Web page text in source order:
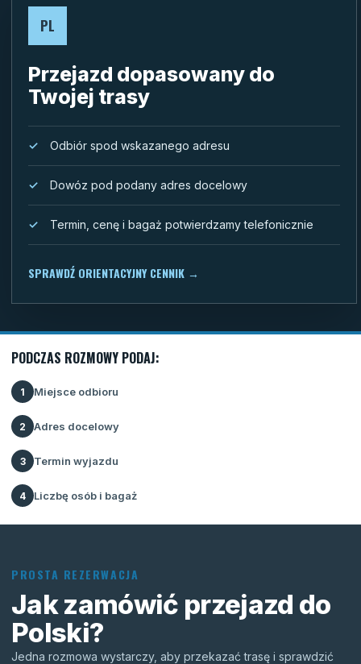
PL
Przejazd dopasowany do
Twojej trasy
Odbiór spod wskazanego adresu
Dowóz pod podany adres docelowy
Termin, cenę i bagaż potwierdzamy telefonicznie
SPRAWDŹ ORIENTACYJNY CENNIK →
PODCZAS ROZMOWY PODAJ:
1 Miejsce odbioru
2 Adres docelowy
3 Termin wyjazdu
4 Liczbę osób i bagaż
PROSTA REZERWACJA
Jak zamówić przejazd do
Polski?
Jedna rozmowa wystarczy, aby przekazać trasę i sprawdzić